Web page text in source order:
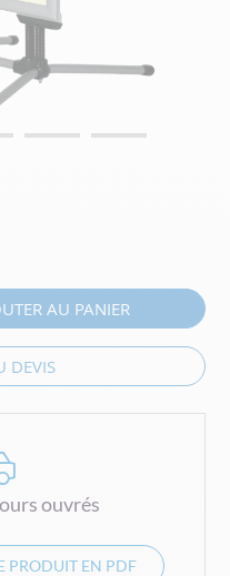
AU PANIER
DEVIS
ouvrés
PRODUIT EN PDF